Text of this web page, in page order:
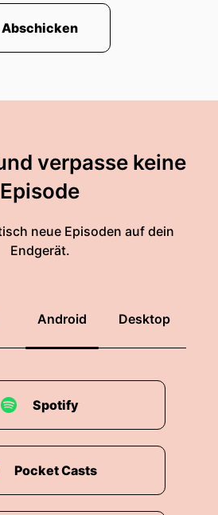
Abschicken
verpasse keine
Episode
neue Episoden auf dein
Endgerät.
Android Desktop
Spotify
Pocket Casts